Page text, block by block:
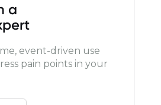
a
event-driven use
pain points in your